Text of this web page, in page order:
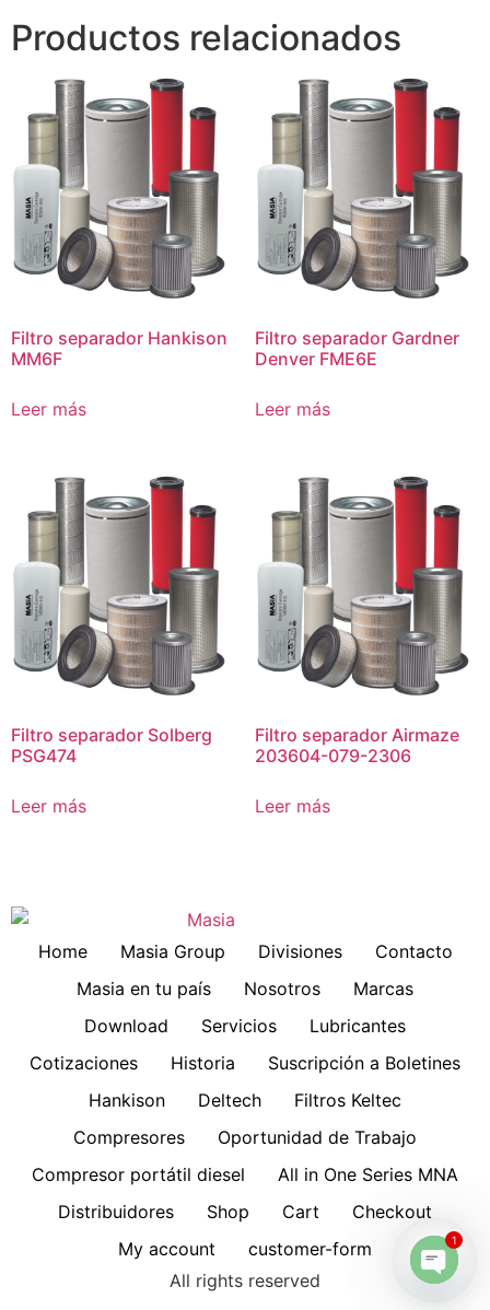
Productos relacionados
Filtro separador Hankison
MM6F
Leer más
Filtro separador Gardner
Denver FME6E
Leer más
Filtro separador Solberg
PSG474
Leer más
Filtro separador Airmaze
203604-079-2306
Leer más
Home Masia Group Divisiones
Contacto
Masia en tu país
Nosotros
Marcas
Download
Servicios
Lubricantes
Cotizaciones
Historia
Suscripción a Boletines
Hankison
Deltech
Filtros Keltec
Compresores
Oportunidad de Trabajo
Compresor portátil diesel
All in One Series MNA
Distribuidores
Shop Cart
Checkout
My account
customer-form
All rights reserved
1